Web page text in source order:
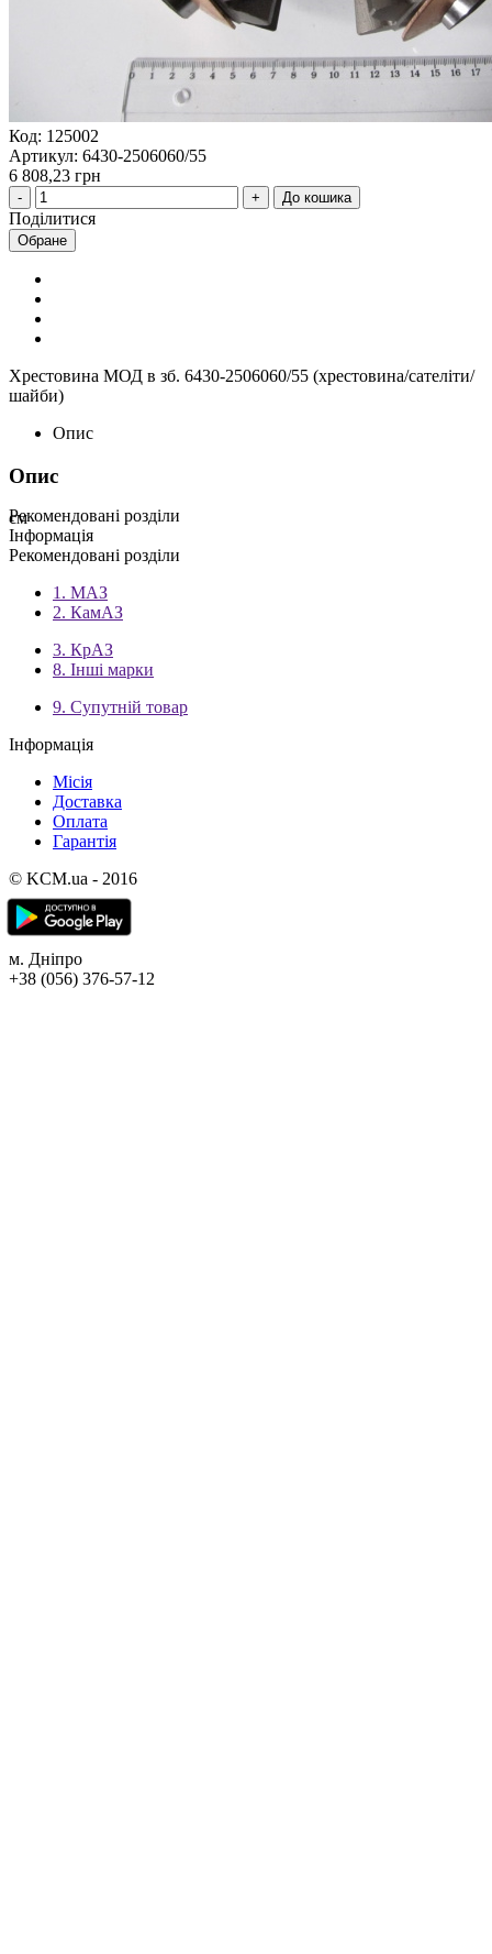
Код: 125002
Артикул: 6430-2506060/55
6 808,23 грн
До кошика
Поділитися
Обране
Хрестовина МОД в зб. 6430-2506060/55 (хрестовина/сателіти/
шайби)
Опис
Опис
см
Рекомендовані розділи
Інформація
Рекомендовані розділи
1. МАЗ
2. КамАЗ
3. КрАЗ
8. Інші марки
9. Супутній товар
Інформація
Місія
Доставка
Оплата
Гарантія
© KCM.ua - 2016
м. Дніпро
+38 (056) 376-57-12